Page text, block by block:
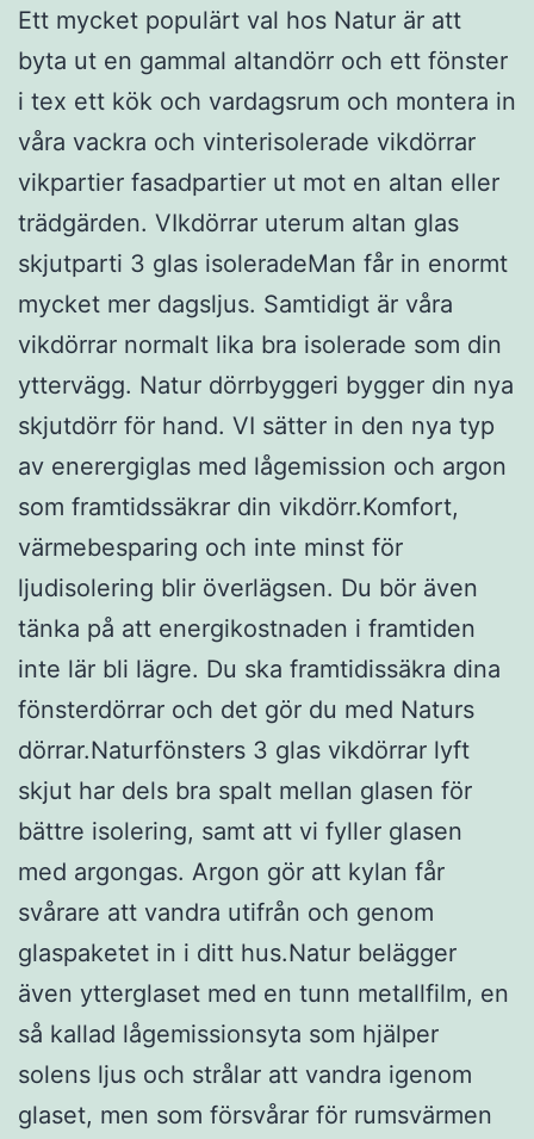
Ett mycket populärt val hos Natur är att
byta ut en gammal altandörr och ett fönster
i tex ett kök och vardagsrum och montera in
våra vackra och vinterisolerade vikdörrar
vikpartier fasadpartier ut mot en altan eller
trädgärden. VIkdörrar uterum altan glas
skjutparti 3 glas isoleradeMan får in enormt
mycket mer dagsljus. Samtidigt är våra
vikdörrar normalt lika bra isolerade som din
yttervägg. Natur dörrbyggeri bygger din nya
skjutdörr för hand. VI sätter in den nya typ
av enerergiglas med lågemission och argon
som framtidssäkrar din vikdörr.Komfort,
värmebesparing och inte minst för
ljudisolering blir överlägsen. Du bör även
tänka på att energikostnaden i framtiden
inte lär bli lägre. Du ska framtidissäkra dina
fönsterdörrar och det gör du med Naturs
dörrar.Naturfönsters 3 glas vikdörrar lyft
skjut har dels bra spalt mellan glasen för
bättre isolering, samt att vi fyller glasen
med argongas. Argon gör att kylan får
svårare att vandra utifrån och genom
glaspaketet in i ditt hus.Natur belägger
även ytterglaset med en tunn metallfilm, en
så kallad lågemissionsyta som hjälper
solens ljus och strålar att vandra igenom
glaset, men som försvårar för rumsvärmen